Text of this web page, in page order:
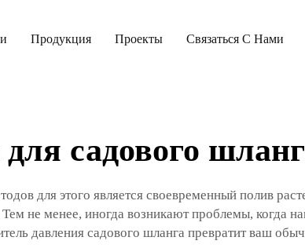
Продукция Проекты Связаться С Нами
садового
для этого является своевременный полив
не менее, иногда возникают проблемы, когда
давления садового шланга превратит ваш